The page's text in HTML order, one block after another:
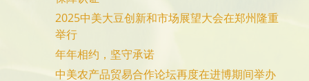
2025中美大豆创新和市场展望大会在郑州隆重
举行
年年相约，坚守承诺
中美农产品贸易合作论坛再度在进博期间举办